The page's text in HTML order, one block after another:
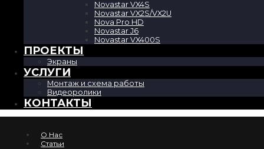
Novastar VX4S
Novastar VX2S/VX2U
Nova Pro HD
Novastar J6
Novastar VX400S
ПРОЕКТЫ
Экраны
УСЛУГИ
Монтаж и схема работы
Видеоролики
КОНТАКТЫ
О Нас
Cтатьи